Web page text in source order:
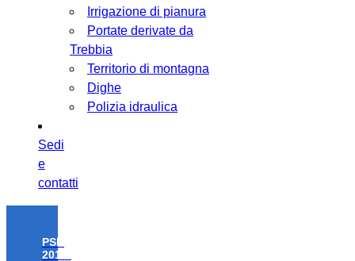
Irrigazione di pianura
Portate derivate da
Trebbia
Territorio di montagna
Dighe
Polizia idraulica
Sedi
e
contatti
PSR
2014-